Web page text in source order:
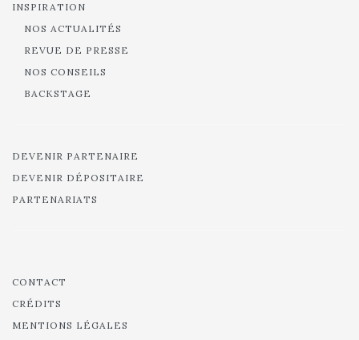
INSPIRATION
NOS ACTUALITÉS
REVUE DE PRESSE
NOS CONSEILS
BACKSTAGE
DEVENIR PARTENAIRE
DEVENIR DÉPOSITAIRE
PARTENARIATS
CONTACT
CRÉDITS
MENTIONS LÉGALES